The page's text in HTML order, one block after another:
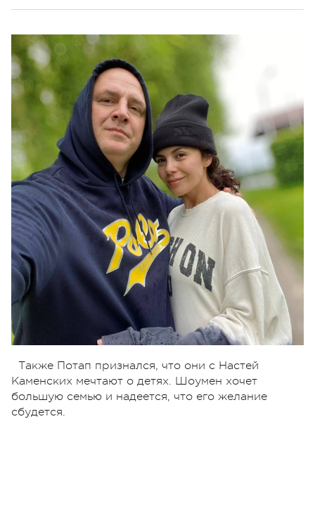
Также Потап признался, что они с Настей
Каменских мечтают о детях. Шоумен хочет
большую семью и надеется, что его желание
сбудется.